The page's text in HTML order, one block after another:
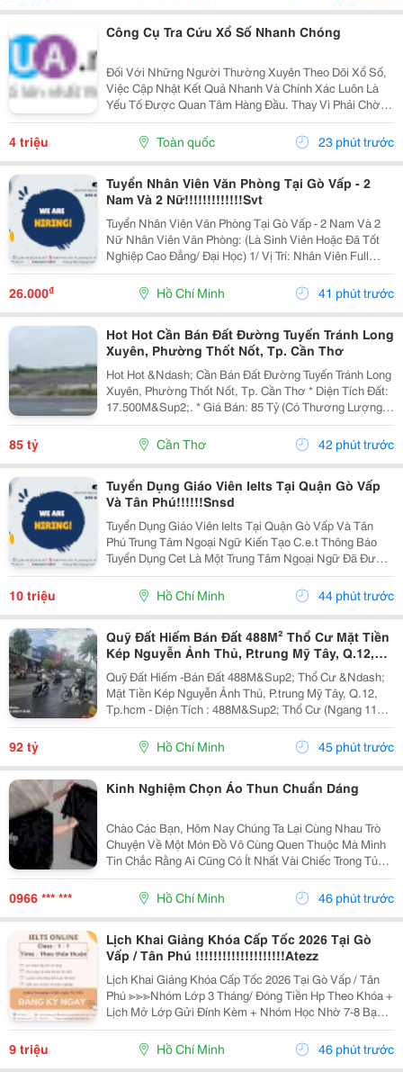
Công Cụ Tra Cứu Xổ Số Nhanh Chóng
Đối Với Những Người Thường Xuyên Theo Dõi Xổ Số,
Việc Cập Nhật Kết Quả Nhanh Và Chính Xác Luôn Là
Yếu Tố Được Quan Tâm Hàng Đầu. Thay Vì Phải Chờ
Đợi Thông Tin Từ Nhiều Nguồn Khác Nhau, Người
Dùng Hiện Nay Có Thể Dễ Dàng Tra Cứu Ketqua Trên
Các Nền...
4 triệu Toàn quốc 23 phút trước
Tuyển Nhân Viên Văn Phòng Tại Gò Vấp - 2
Nam Và 2 Nữ!!!!!!!!!!!!!Svt
Tuyển Nhân Viên Văn Phòng Tại Gò Vấp - 2 Nam Và 2
Nữ Nhân Viên Văn Phòng: (Là Sinh Viên Hoặc Đã Tốt
Nghiệp Cao Đẳng/ Đại Học) 1/ Vị Trí: Nhân Viên Full
Time (2 Nam 2 Nữ) Ca Làm: 13:00 Đến 21:00 (1 Tháng
Được Nghỉ Phép 1 Ngày, Và Hưởng Các Ngày...
26.000₫ Hồ Chí Minh 41 phút trước
Hot Hot Cần Bán Đất Đường Tuyến Tránh Long
Xuyên, Phường Thốt Nốt, Tp. Cần Thơ
Hot Hot &Ndash; Cần Bán Đất Đường Tuyến Tránh Long
Xuyên, Phường Thốt Nốt, Tp. Cần Thơ * Diện Tích Đất:
17.500M&Sup2;. * Giá Bán: 85 Tỷ (Có Thương Lượng).
* Đất Ở Đô Thị 1.420M2, Mặt Tiền Rộng 40M, 16.100 M2
Trồng Lúa. Hướng Đông. * Vị Trí: Mặt...
85 tỷ Cần Thơ 42 phút trước
Tuyển Dụng Giáo Viên Ielts Tại Quận Gò Vấp
Và Tân Phú!!!!!!Snsd
Tuyển Dụng Giáo Viên Ielts Tại Quận Gò Vấp Và Tân
Phú Trung Tâm Ngoại Ngữ Kiến Tạo C.e.t Thông Báo
Tuyển Dụng Cet Là Một Trung Tâm Ngoại Ngữ Đã Được
Thành Lập 16 Năm Chuyên Về Chương Trình Anh Văn
Học Thuật Ielts &Ndash; Toefl Ibt. Trung Tâm...
10 triệu Hồ Chí Minh 44 phút trước
Quỹ Đất Hiếm Bán Đất 488M² Thổ Cư Mặt Tiền
Kép Nguyễn Ảnh Thủ, P.trung Mỹ Tây, Q.12,
Tp.hcm
Quỹ Đất Hiếm -Bán Đất 488M&Sup2; Thổ Cư &Ndash;
Mặt Tiền Kép Nguyễn Ảnh Thủ, P.trung Mỹ Tây, Q.12,
Tp.hcm - Diện Tích : 488M&Sup2; Thổ Cư (Ngang 11M
X 45M) - Giá Bán : 92 Tỷ (Thương Lượng) Mặt Tiền Kép
Nguyễn Ảnh Thủ, Mặt Sau Thông Ra Đường...
92 tỷ Hồ Chí Minh 45 phút trước
Kinh Nghiệm Chọn Áo Thun Chuẩn Dáng
Chào Các Bạn, Hôm Nay Chúng Ta Lại Cùng Nhau Trò
Chuyện Về Một Món Đồ Vô Cùng Quen Thuộc Mà Mình
Tin Chắc Rằng Ai Cũng Có Ít Nhất Vài Chiếc Trong Tủ
Quần Áo. Đó Chính Là Chiếc Áo Thun. Mặc Dù Là Một
Trang Phục Cơ Bản, Dễ Mặc Và Dễ Phối Đồ, Nhưng
0966 *** *** Hồ Chí Minh 46 phút trước
Lịch Khai Giảng Khóa Cấp Tốc 2026 Tại Gò
Vấp / Tân Phú !!!!!!!!!!!!!!!!!!!!Atezz
Lịch Khai Giảng Khóa Cấp Tốc 2026 Tại Gò Vấp / Tân
Phú ≫≫≫Nhóm Lớp 3 Tháng/ Đóng Tiền Hp Theo Khóa +
Lịch Mở Lớp Gửi Đính Kèm + Nhóm Học Nhờ 7-8 Bạn/
Lớp + Giáo Trình Ielts Có Band Điểm Lộ Trình, Sách
Nước Ngoài Bám Sát + Chia Đều 4 Kỹ...
9 triệu Hồ Chí Minh 46 phút trước